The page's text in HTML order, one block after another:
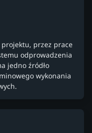
projektu, przez prace
odprowadzenia
jedno źródło
wykonania